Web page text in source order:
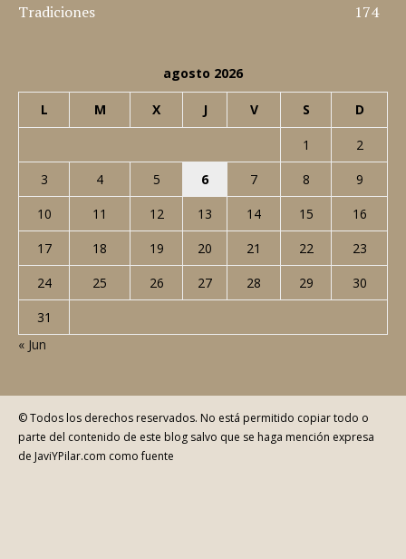
Tradiciones
174
agosto 2026
L M X J V S D
1
2
3
4 5 6 7 8
9
10
11 12 13 14 15
16
17
18 19 20 21 22
23
24
25 26 27 28 29
30
31
« Jun
© Todos los derechos reservados. No está permitido copiar todo o
parte del contenido de este blog salvo que se haga mención expresa
de JaviYPilar.com como fuente